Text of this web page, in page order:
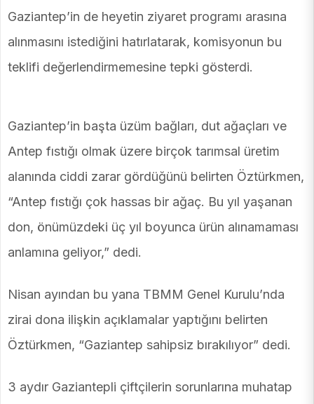
Gaziantep’in de heyetin ziyaret programı arasına
alınmasını istediğini hatırlatarak, komisyonun bu
teklifi değerlendirmemesine tepki gösterdi.
Gaziantep’in başta üzüm bağları, dut ağaçları ve
Antep fıstığı olmak üzere birçok tarımsal üretim
alanında ciddi zarar gördüğünü belirten Öztürkmen,
“Antep fıstığı çok hassas bir ağaç. Bu yıl yaşanan
don, önümüzdeki üç yıl boyunca ürün alınamaması
anlamına geliyor,” dedi.
Nisan ayından bu yana TBMM Genel Kurulu’nda
zirai dona ilişkin açıklamalar yaptığını belirten
Öztürkmen, “Gaziantep sahipsiz bırakılıyor” dedi.
3 aydır Gaziantepli çiftçilerin sorunlarına muhatap